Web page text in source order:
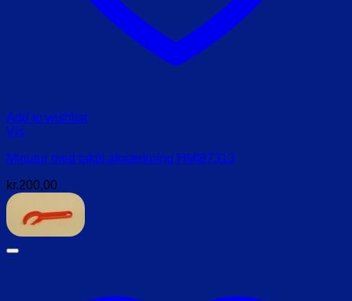
Add to wishlist
Vis
Minutur med taktil afmærkning HMI87313
kr.200,00